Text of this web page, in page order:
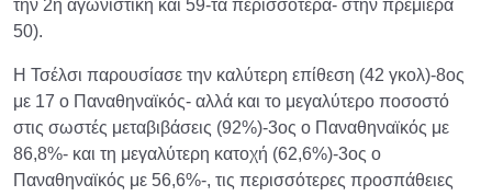
την 2η αγωνιστική και 59-τα περισσότερα- στην πρεμιέρα
50).
Η Τσέλσι παρουσίασε την καλύτερη επίθεση (42 γκολ)-8ος
με 17 ο Παναθηναϊκός- αλλά και το μεγαλύτερο ποσοστό
στις σωστές μεταβιβάσεις (92%)-3ος ο Παναθηναϊκός με
86,8%- και τη μεγαλύτερη κατοχή (62,6%)-3ος ο
Παναθηναϊκός με 56,6%-, τις περισσότερες προσπάθειες